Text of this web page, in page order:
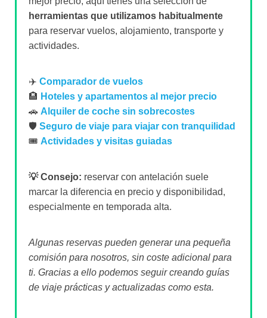
herramientas que utilizamos habitualmente
para reservar vuelos, alojamiento, transporte y
actividades.
✈️ Comparador de vuelos
🏨 Hoteles y apartamentos al mejor precio
🚗 Alquiler de coche sin sobrecostes
🛡️ Seguro de viaje para viajar con tranquilidad
🎟️ Actividades y visitas guiadas
💡 Consejo: reservar con antelación suele
marcar la diferencia en precio y disponibilidad,
especialmente en temporada alta.
Algunas reservas pueden generar una pequeña
comisión para nosotros, sin coste adicional para
ti. Gracias a ello podemos seguir creando guías
de viaje prácticas y actualizadas como esta.